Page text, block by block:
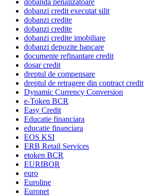
dobanda penalizatoare
dobanzi credit executat silit
dobanzi credite
dobanzi credite
dobanzi credite imobiliare
dobanzi depozite bancare
documente refinantare credit
dosar credit
dreptul de compensare
dreptul de retragere din contract credit
Dynamic Currency Conversion
e-Token BCR
Easy Credit
Educatie financiara
educatie financiara
EOS KSI
ERB Retail Services
etoken BCR
EURIBOR
euro
Euroline
Euronet